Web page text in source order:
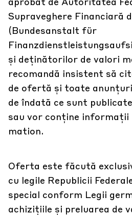
Supraveghere Financiară
(Bundesanstalt für
și deținătorilor de valori
recomandă insistent să
de ofertă și toate
de îndată ce sunt
sau vor conține
mation.
Oferta este făcută
cu legile Republicii
special conform Legii
achizițiile și preluarea de